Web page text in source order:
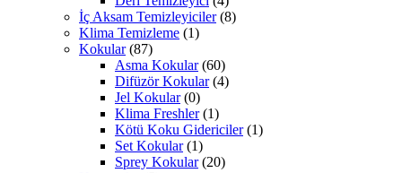
İç Aksam Temizleyiciler (8)
Klima Temizleme (1)
Kokular (87)
Asma Kokular (60)
Difüzör Kokular (4)
Jel Kokular (0)
Klima Freshler (1)
Kötü Koku Gidericiler (1)
Set Kokular (1)
Sprey Kokular (20)